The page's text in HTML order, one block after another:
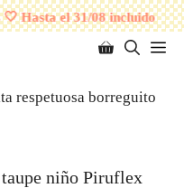
Hasta el 31/08 incluido
DE 95 EUROS!
respetuosa borreguito
niño Piruflex